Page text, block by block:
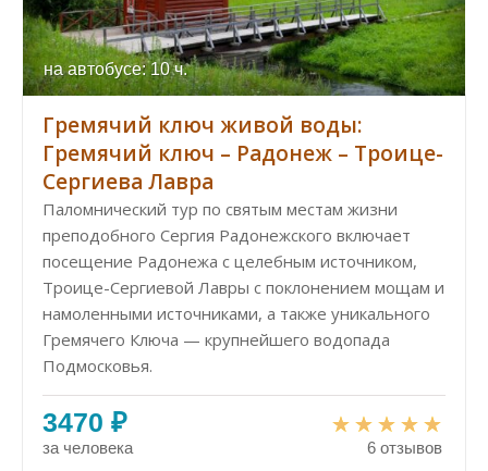
на автобусе: 10 ч.
Гремячий ключ живой воды:
Гремячий ключ – Радонеж – Троице-
Сергиева Лавра
Паломнический тур по святым местам жизни
преподобного Сергия Радонежского включает
посещение Радонежа с целебным источником,
Троице-Сергиевой Лавры с поклонением мощам и
намоленными источниками, а также уникального
Гремячего Ключа — крупнейшего водопада
Подмосковья.
3470 ₽
за человека 6 отзывов